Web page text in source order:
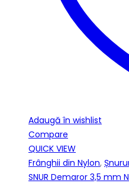
Adaugă în wishlist
Compare
QUICK VIEW
Frânghii din Nylon,
SNUR Demaror 3,5 mm